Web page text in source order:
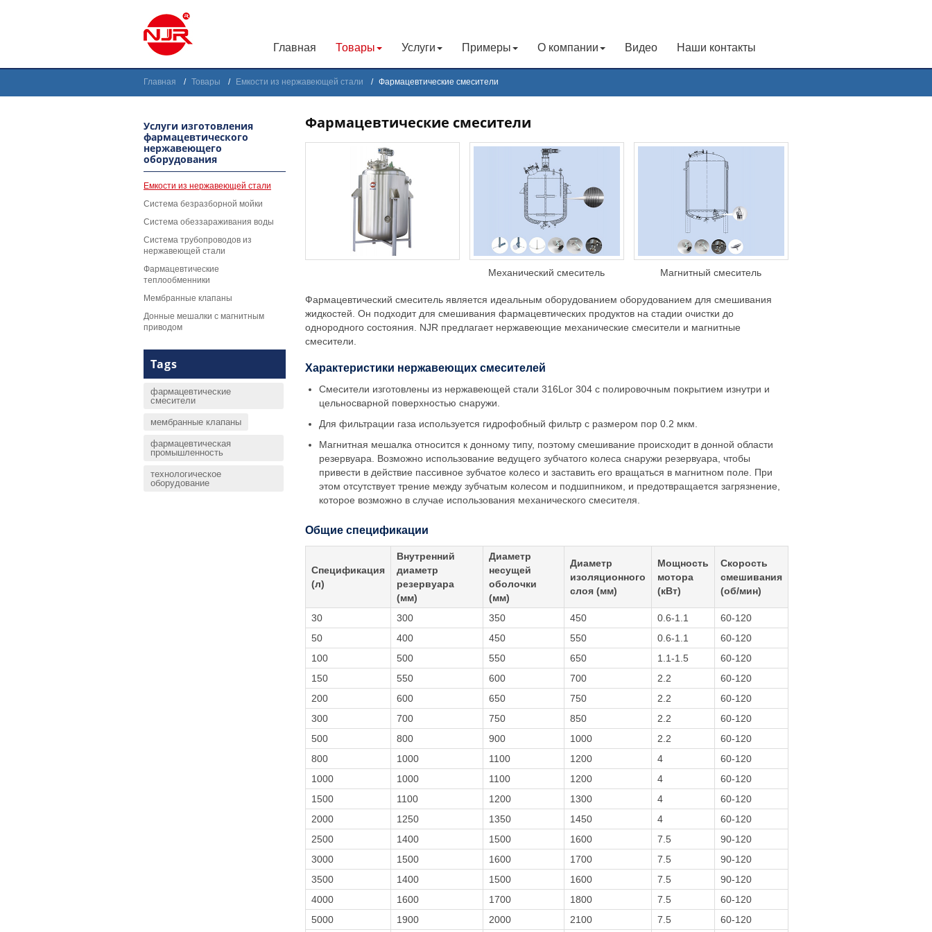
Главная Товары Услуги Примеры О компании Видео Наши контакты
Главная Товары Емкости из нержавеющей стали Фармацевтические смесители
Фармацевтические смесители
Механический смеситель Магнитный смеситель
Фармацевтический смеситель является идеальным оборудованием оборудованием для смешивания
жидкостей. Он подходит для смешивания фармацевтических продуктов на стадии очистки до
однородного состояния. NJR предлагает нержавеющие механические смесители и магнитные
смесители.
Характеристики нержавеющих смесителей
Смесители изготовлены из нержавеющей стали 316Lor 304 с полировочным покрытием изнутри и
цельносварной поверхностью снаружи.
Для фильтрации газа используется гидрофобный фильтр с размером пор 0.2 мкм.
Магнитная мешалка относится к донному типу, поэтому смешивание происходит в донной области
резервуара. Возможно использование ведущего зубчатого колеса снаружи резервуара, чтобы
привести в действие пассивное зубчатое колесо и заставить его вращаться в магнитном поле. При
этом отсутствует трение между зубчатым колесом и подшипником, и предотвращается загрязнение,
которое возможно в случае использования механического смесителя.
Общие спецификации
Спецификация
(л)
Внутренний
диаметр
резервуара
(мм)
Диаметр
несущей
оболочки
(мм)
Диаметр
изоляционного
слоя (мм)
Мощность
мотора
(кВт)
Скорость
смешивания
(об/мин)
30 300 350 450 0.6-1.1
60-120
50
400 450 550 0.6-1.1
60-120
100
500 550 650 1.1-1.5
60-120
150
550 600 700 2.2
60-120
200
600 650 750 2.2
60-120
300
700 750 850 2.2
60-120
500
800 900 1000 2.2
60-120
800
1000 1100 1200 4
60-120
1000
1000 1100 1200 4
60-120
1500
1100 1200 1300 4
60-120
2000
1250 1350 1450 4
60-120
2500
1400 1500 1600 7.5
90-120
3000
1500 1600 1700 7.5
90-120
3500
1400 1500 1600 7.5
90-120
4000
1600 1700 1800 7.5
60-120
5000
1900 2000 2100 7.5 60-120
Услуги изготовления
фармацевтического
нержавеющего
оборудования
Емкости из нержавеющей стали
Система безразборной мойки
Система обеззараживания воды
Система трубопроводов из
нержавеющей стали
Фармацевтические
теплообменники
Мембранные клапаны
Донные мешалки с магнитным
приводом
Tags
фармацевтические
смесители
мембранные клапаны
фармацевтическая
промышленность
технологическое
оборудование